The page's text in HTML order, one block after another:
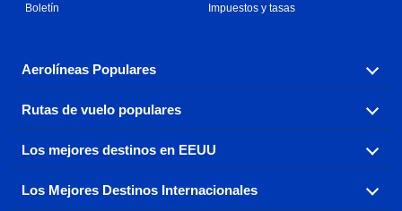
Boletín Impuestos y tasas
Aerolíneas Populares
Explora nuestras opciones de tarifas aéreas baratas por
aerolínea, con más de 500 opciones para elegir.
Aeromexico
Air France Alaska Airlines
Rutas de vuelo populares
Reserva una de nuestras rutas de vuelo más populares
con tres sencillos clics.
Los mejores destinos en EEUU
Encuentra boletos de avión baratos a destinos
Los Mejores Destinos Internacionales